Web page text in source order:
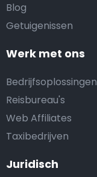
Blog
Getuigenissen
Werk met ons
Bedrijfsoplossingen
Reisbureau's
Web Affiliates
Taxibedrijven
Juridisch